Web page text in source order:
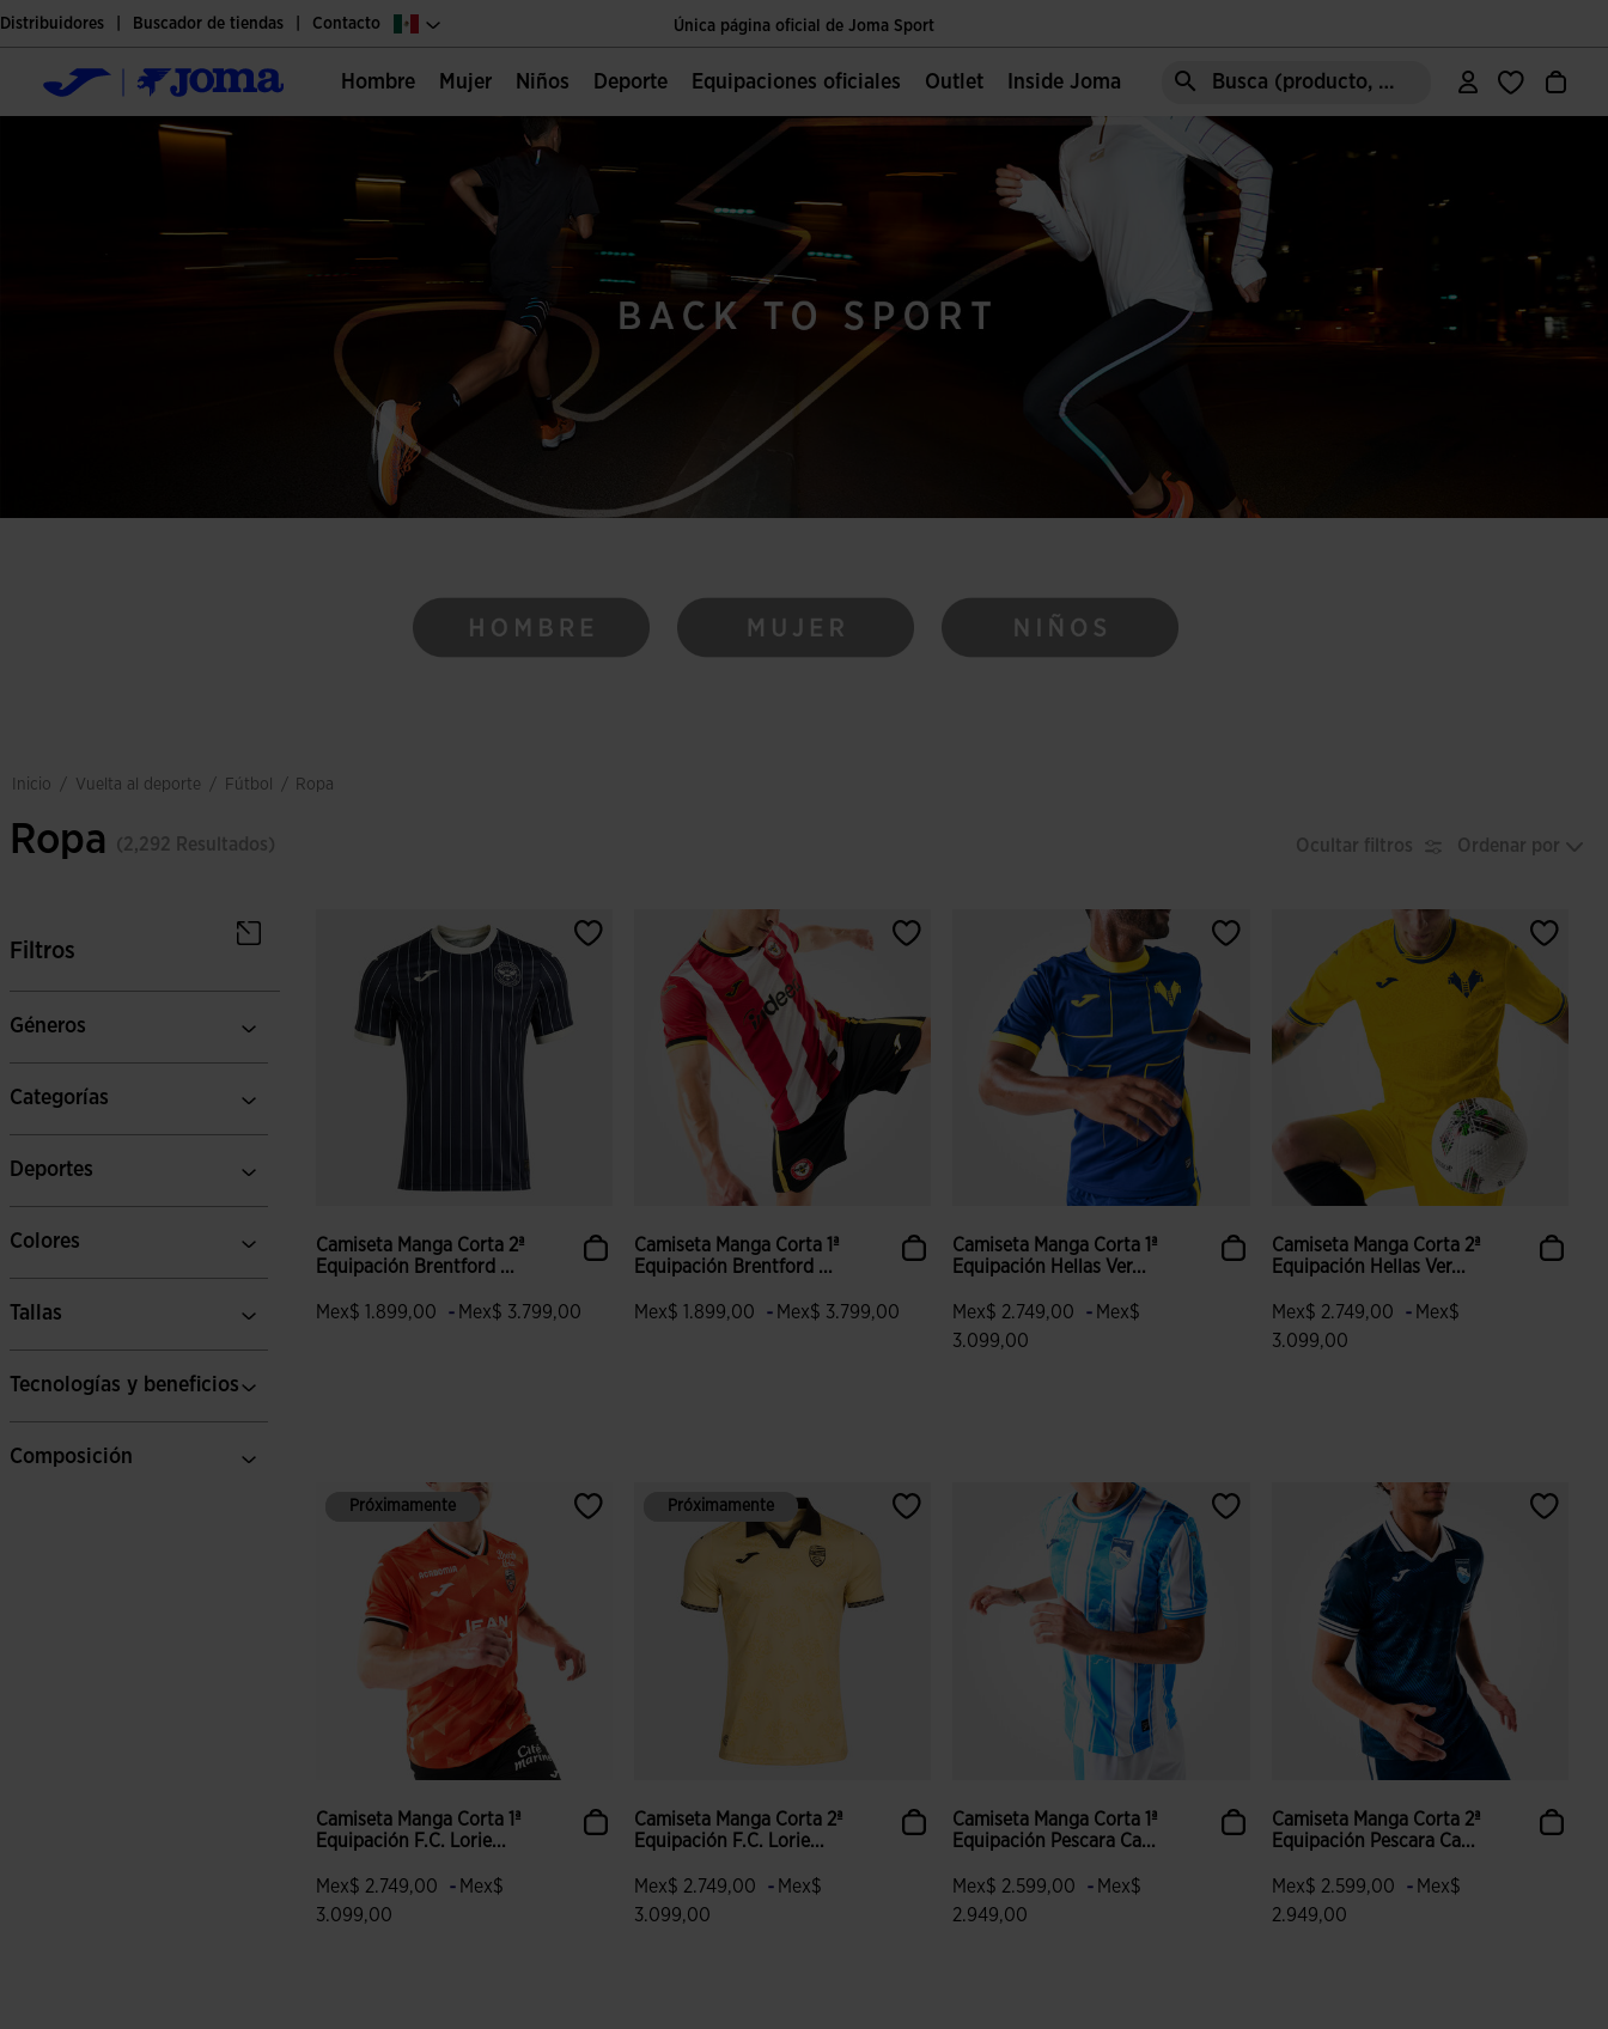
Única página oficial de Joma Sport
Envíos gratis a partir de $2 000.00 MXN
Única página oficial de Joma Sport
Envíos gratis a partir de $2 000.00 MXN
Única página oficial de Joma Sport
Distribuidores Buscador de tiendas Contacto
Hombre Mujer Niños Deporte Equipaciones oficiales Outlet Inside Joma Busca (producto, estilo, área, ect.)
inicio / vuelta al deporte / fútbol / ropa
Ropa (2,292 Resultados) Ocultar filtros Ordenar por
Filtros
Géneros
Categorías
Deportes
Colores
Tallas
Tecnologías y beneficios
Composición
Camiseta Manga Corta 2ª
Equipación Brentford ...
Mex$ 1.899,00 - Mex$ 3.799,00
Camiseta Manga Corta 1ª
Equipación Brentford ...
Mex$ 1.899,00 - Mex$ 3.799,00
Camiseta Manga Corta 1ª
Equipación Hellas Ver...
Mex$ 2.749,00 - Mex$
3.099,00
4.8 sobre 5 de valoración de clientes
Camiseta Manga Corta 2ª
Equipación Hellas Ver...
Mex$ 2.749,00 - Mex$
3.099,00
5 sobre 5 de valoración de clientes
Próximamente
Próximamente
Camiseta Manga Corta 1ª
Equipación F.C. Lorie...
Mex$ 2.749,00 - Mex$
3.099,00
Próximamente
Próximamente
Camiseta Manga Corta 2ª
Equipación F.C. Lorie...
Mex$ 2.749,00 - Mex$
3.099,00
Camiseta Manga Corta 1ª
Equipación Pescara Ca...
Mex$ 2.599,00 - Mex$
2.949,00
Camiseta Manga Corta 2ª
Equipación Pescara Ca...
Mex$ 2.599,00 - Mex$
2.949,00